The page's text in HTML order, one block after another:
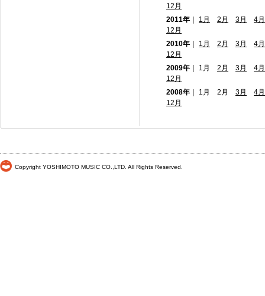
12月
2011年
1月 2月 3月
4月
12月
2010年
1月 2月 3月
4月
12月
2009年 ｜ 1月 2月 3月
4月
12月
2008年 ｜ 1月 2月 3月
4月
12月
Copyright YOSHIMOTO MUSIC CO.,LTD. All Rights Reserved.